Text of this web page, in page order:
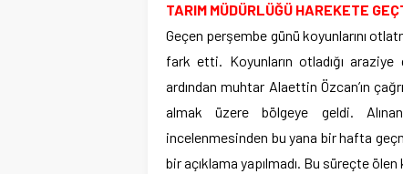
TARIM MÜDÜRLÜĞÜ HAREKETE
Geçen perşembe günü koyunlarını
fark etti. Koyunların otladığı
ardından muhtar Alaettin Özcan’ın
almak üzere bölgeye geldi.
incelenmesinden bu yana bir hafta
bir açıklama yapılmadı. Bu süreçte ölen